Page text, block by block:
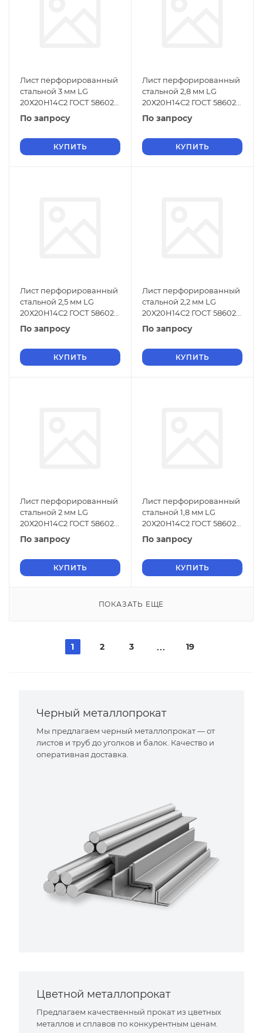
Лист перфорированный
стальной 3 мм LG
20Х20Н14С2 ГОСТ 58602-
2019
По запросу
КУПИТЬ
Лист перфорированный
стальной 2,8 мм LG
20Х20Н14С2 ГОСТ 58602-
2019
По запросу
КУПИТЬ
Лист перфорированный
стальной 2,5 мм LG
20Х20Н14С2 ГОСТ 58602-
2019
По запросу
КУПИТЬ
Лист перфорированный
стальной 2,2 мм LG
20Х20Н14С2 ГОСТ 58602-
2019
По запросу
КУПИТЬ
Лист перфорированный
стальной 2 мм LG
20Х20Н14С2 ГОСТ 58602-
2019
По запросу
КУПИТЬ
Лист перфорированный
стальной 1,8 мм LG
20Х20Н14С2 ГОСТ 58602-
2019
По запросу
КУПИТЬ
ПОКАЗАТЬ ЕЩЕ
1 2 3 19
Черный металлопрокат
Мы предлагаем черный металлопрокат — от
листов и труб до уголков и балок. Качество и
оперативная доставка.
Цветной металлопрокат
Предлагаем качественный прокат из цветных
металлов и сплавов по конкурентным ценам.